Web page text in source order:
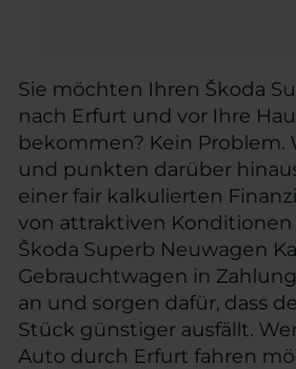
Sie möchten Ihren Škoda
nach Erfurt und vor Ihre
bekommen? Kein Problem.
und punkten darüber
einer fair kalkulierten
von attraktiven
Škoda Superb Neuwagen
Gebrauchtwagen in
an und sorgen dafür, dass
Stück günstiger ausfällt.
Auto durch Erfurt fahren